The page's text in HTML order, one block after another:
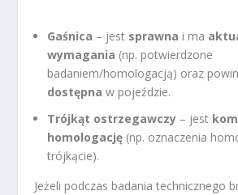
Gaśnica – jest sprawna i ma
wymagania (np. potwierdzone
badaniem/homologacją) oraz
dostępna w pojeździe.
Trójkąt ostrzegawczy – jest
homologację (np. oznaczenia
trójkącie).
Jeżeli podczas badania technicznego